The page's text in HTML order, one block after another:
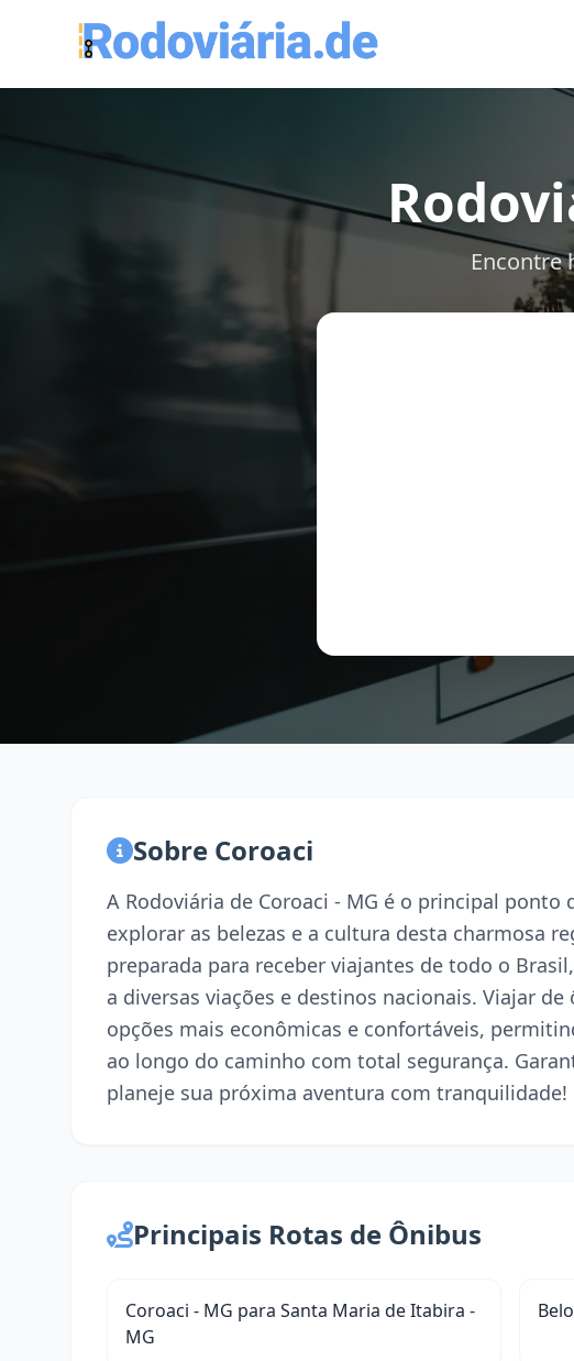
Encontre
Sobre Coroaci
A Rodoviária de Coroaci - MG é o principal ponto
explorar as belezas e a cultura desta charmosa
preparada para receber viajantes de todo o
a diversas viações e destinos nacionais. Viajar
opções mais econômicas e confortáveis,
ao longo do caminho com total segurança.
planeje sua próxima aventura com tranquilidade!
Principais Rotas de Ônibus
Coroaci - MG para Santa Maria de Itabira -
MG